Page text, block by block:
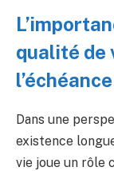
qualité de
l’échéance
Dans une
existence
vie joue un rôle